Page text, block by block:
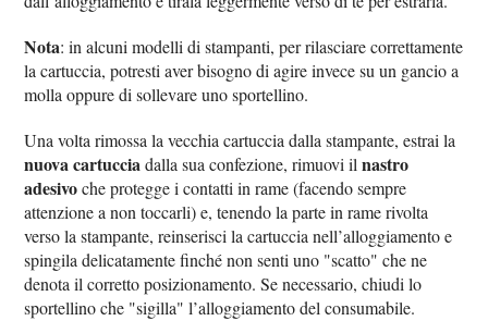
Nota: in alcuni modelli di stampanti, per rilasciare correttamente
la cartuccia, potresti aver bisogno di agire invece su un gancio a
molla oppure di sollevare uno sportellino.
Una volta rimossa la vecchia cartuccia dalla stampante, estrai la
nuova cartucciadalla sua confezione, rimuovi ilnastro
adesivoche protegge i contatti in rame (facendo sempre
attenzione a non toccarli) e, tenendo la parte in rame rivolta
verso la stampante, reinserisci la cartuccia nell’alloggiamento e
spingila delicatamente finché non senti uno "scatto" che ne
denota il corretto posizionamento. Se necessario, chiudi lo
sportellino che "sigilla" l’alloggiamento del consumabile.